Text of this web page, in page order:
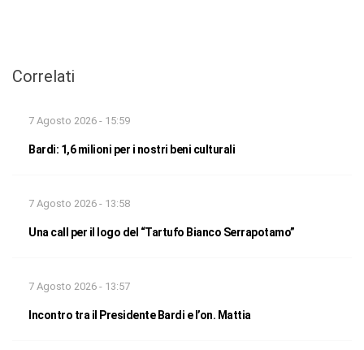
Correlati
7 Agosto 2026 - 15:59
Bardi: 1,6 milioni per i nostri beni culturali
7 Agosto 2026 - 13:58
Una call per il logo del “Tartufo Bianco Serrapotamo”
7 Agosto 2026 - 13:57
Incontro tra il Presidente Bardi e l’on. Mattia